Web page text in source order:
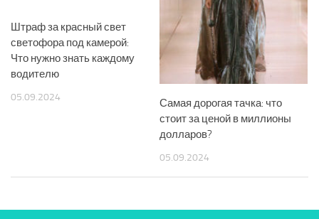
Штраф за красный свет
светофора под камерой:
Что нужно знать каждому
водителю
05.09.2024
Самая дорогая тачка: что
стоит за ценой в миллионы
долларов?
05.09.2024